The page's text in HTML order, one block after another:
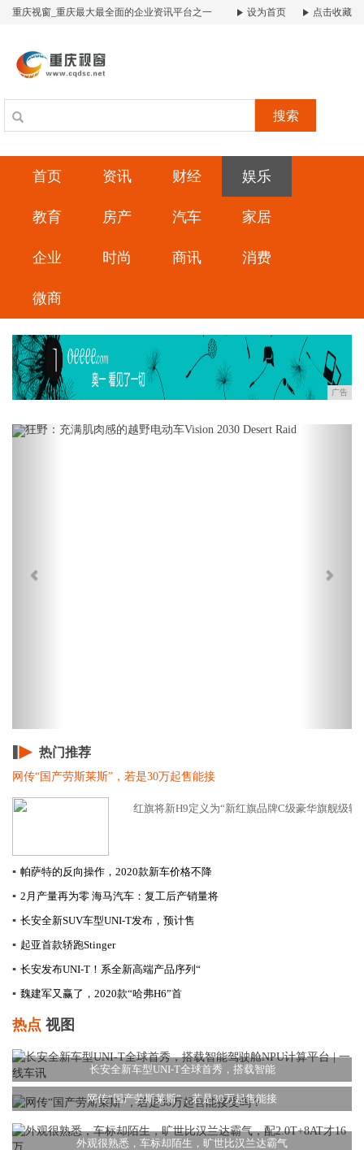
重庆视窗_重庆最大最全面的企业资讯平台之一 设为首页 点击收藏
搜索
首页 资讯 财经 娱乐
教育 房产 汽车 家居
企业 时尚 商讯 消费
微商
广告
Previous
热门推荐
网传“国产劳斯莱斯”，若是30万起售能接
红旗将新H9定义为“新红旗品牌C级豪华旗舰级轿
▪ 帕萨特的反向操作，2020款新车价格不降
▪ 2月产量再为零 海马汽车：复工后产销量将
▪ 长安全新SUV车型UNI-T发布，预计售
▪ 起亚首款轿跑Stinger
▪ 长安发布UNI-T！系全新高端产品序列“
▪ ​魏建军又赢了，2020款“哈弗H6”首
热点 视图
长安全新车型UNI-T全球首秀，搭载智能
网传“国产劳斯莱斯”，若是30万起售能接
外观很熟悉，车标却陌生，旷世比汉兰达霸气